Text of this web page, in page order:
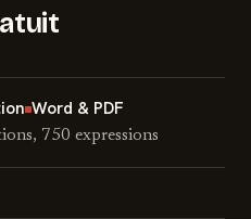
Word & PDF
750 expressions